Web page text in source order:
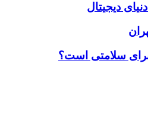
دیجیتال
برای سلامتی است؟